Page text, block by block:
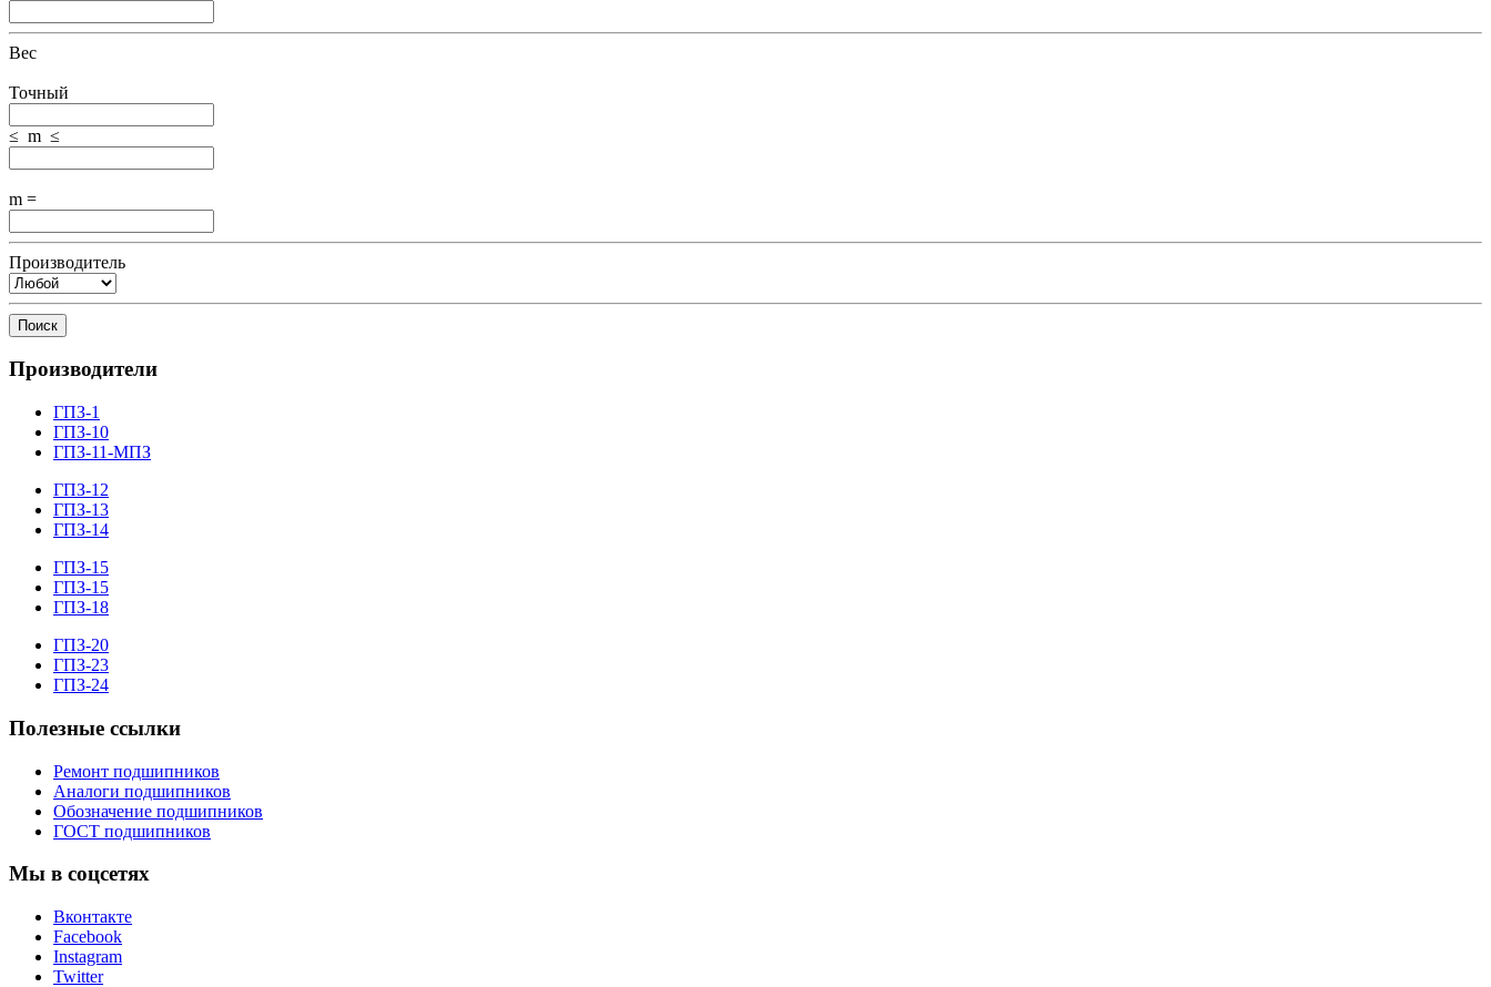
Вес
Точный
≤ m ≤
m =
Производитель
Поиск
Производители
ГПЗ-1
ГПЗ-10
ГПЗ-11-МПЗ
ГПЗ-12
ГПЗ-13
ГПЗ-14
ГПЗ-15
ГПЗ-15
ГПЗ-18
ГПЗ-20
ГПЗ-23
ГПЗ-24
Полезные ссылки
Ремонт подшипников
Аналоги подшипников
Обозначение подшипников
ГОСТ подшипников
Мы в соцсетях
Вконтакте
Facebook
Instagram
Twitter